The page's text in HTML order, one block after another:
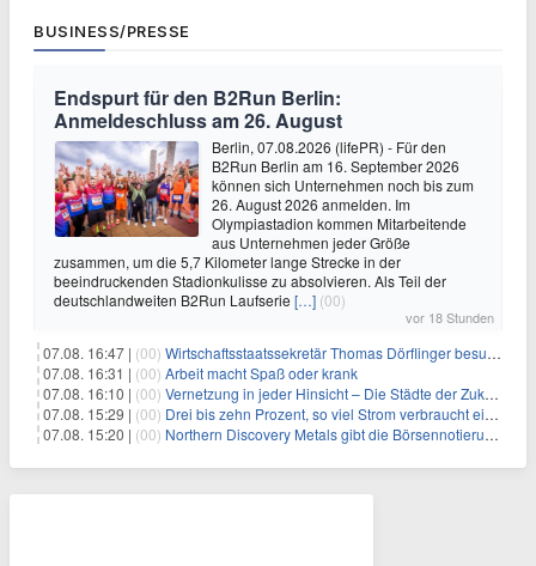
BUSINESS/PRESSE
Endspurt für den B2Run Berlin:
Anmeldeschluss am 26. August
Berlin, 07.08.2026 (lifePR) - Für den
B2Run Berlin am 16. September 2026
können sich Unternehmen noch bis zum
26. August 2026 anmelden. Im
Olympiastadion kommen Mitarbeitende
aus Unternehmen jeder Größe
zusammen, um die 5,7 Kilometer lange Strecke in der
beeindruckenden Stadionkulisse zu absolvieren. Als Teil der
deutschlandweiten B2Run Laufserie […] (00)
vor 18 Stunden
07.08. 16:47 | (00) Wirtschaftsstaatssekretär Thomas Dörflinger besucht Handwerksbetrieb im Kammerbezirk Freiburg
07.08. 16:31 | (00) Arbeit macht Spaß oder krank
07.08. 16:10 | (00) Vernetzung in jeder Hinsicht – Die Städte der Zukunft sind grün-blau
07.08. 15:29 | (00) Drei bis zehn Prozent, so viel Strom verbraucht ein Aufzug im Gebäude
07.08. 15:20 | (00) Northern Discovery Metals gibt die Börsennotierung an der Frankfurter Wertpapierbörse bekannt